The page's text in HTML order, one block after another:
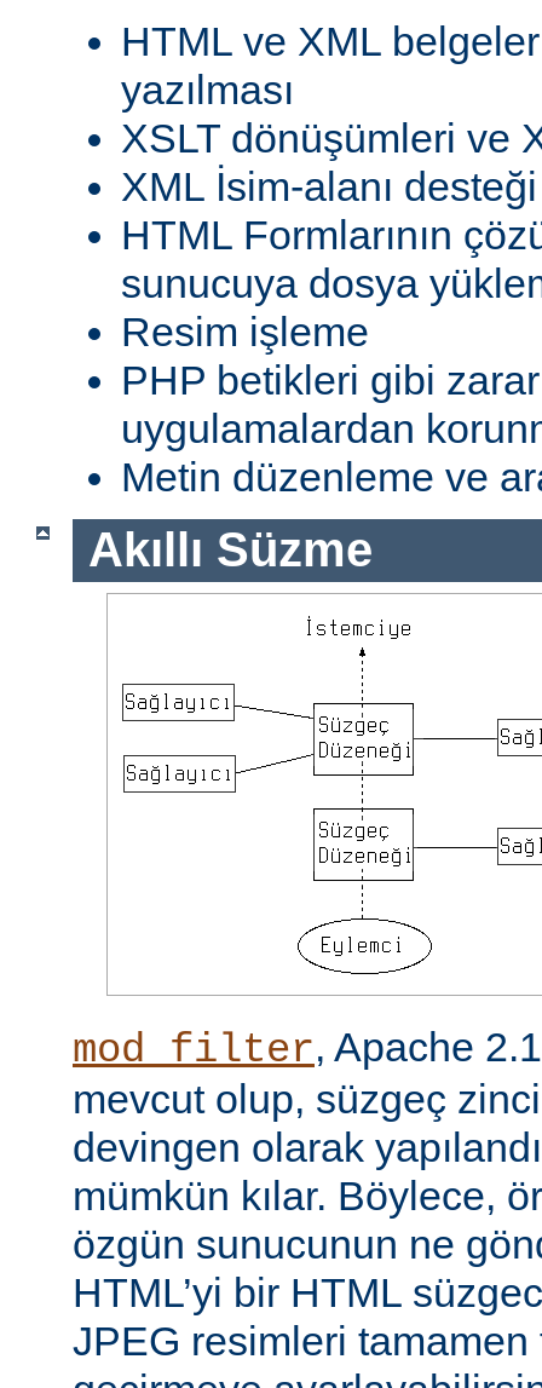
HTML ve XML
yazılması
XSLT dönüşümleri ve
XML İsim-alanı desteği
HTML Formlarının
sunucuya dosya
Resim işleme
PHP betikleri gibi
uygulamalardan
Metin düzenleme ve
Akıllı Süzme
mod_filter, Apache
mevcut olup, süzgeç
devingen olarak
mümkün kılar. Böylece,
özgün sunucunun ne
HTML’yi bir HTML
JPEG resimleri tamamen